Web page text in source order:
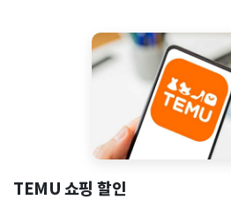
TEMU 쇼핑 할인